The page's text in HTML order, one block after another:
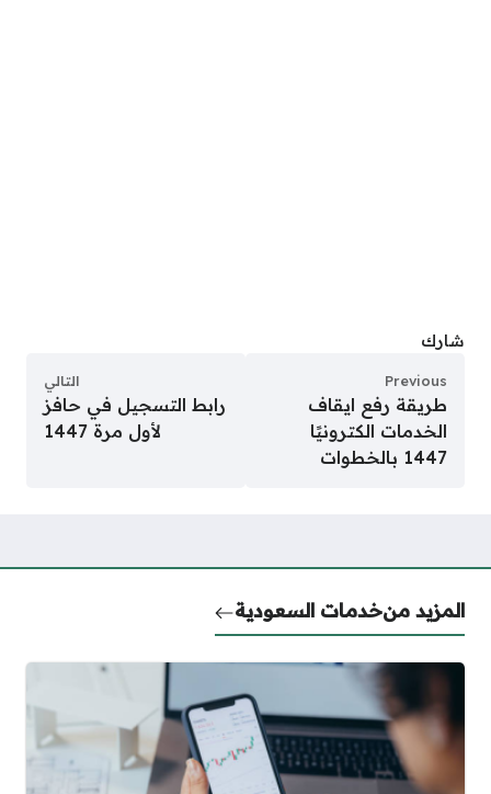
شارك
Previous
طريقة رفع ايقاف
الخدمات الكترونيًا
1447 بالخطوات
التالي
رابط التسجيل في حافز
لأول مرة 1447
المزيد منخدمات السعودية